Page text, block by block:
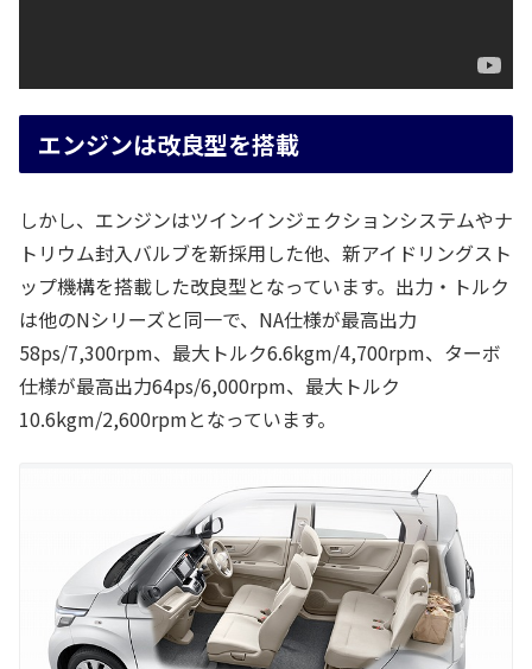
エンジンは改良型を搭載
しかし、エンジンはツインインジェクションシステムやナ
トリウム封入バルブを新採用した他、新アイドリングスト
ップ機構を搭載した改良型となっています。出力・トルク
は他のNシリーズと同一で、NA仕様が最高出力
58ps/7,300rpm、最大トルク6.6kgm/4,700rpm、ターボ
仕様が最高出力64ps/6,000rpm、最大トルク
10.6kgm/2,600rpmとなっています。